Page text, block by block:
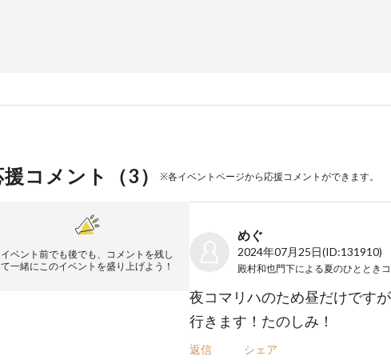
援コメント（3） ※各イベントページから応援コメントができます。
イベント前でも後でも、コメントを残し
て一緒にこのイベントを盛り上げよう！
めぐ
2024年07月25日(ID:131910)
夜コマリハのため昼だけです
行きます！たのしみ！
返信 シェア